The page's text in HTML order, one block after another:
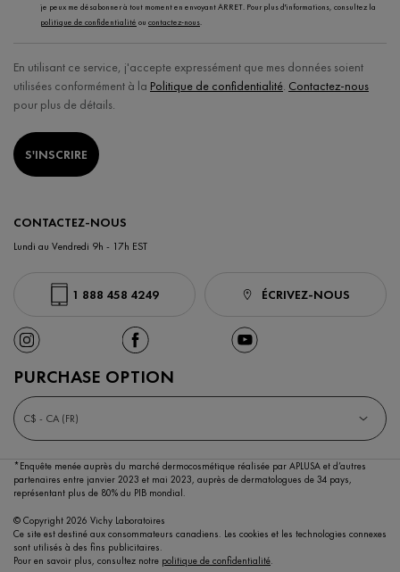
je peux me désabonner à tout moment en envoyant ARRET. Pour plus d'informations, consultez la
politique de confidentialité ou contactez-nous.
En utilisant ce service, j'accepte expressément que mes données soient
utilisées conformément à la Politique de confidentialité. Contactez-nous
pour plus de détails.
S'INSCRIRE
CONTACTEZ-NOUS
Lundi au Vendredi 9h - 17h EST
1 888 458 4249 ÉCRIVEZ-NOUS
PURCHASE OPTION
C$ - CA (FR)
*Enquête menée auprès du marché dermocosmétique réalisée par APLUSA et d’autres
partenaires entre janvier 2023 et mai 2023, auprès de dermatologues de 34 pays,
représentant plus de 80% du PIB mondial.
© Copyright 2026 Vichy Laboratoires
Ce site est destiné aux consommateurs canadiens. Les cookies et les technologies connexes
sont utilisés à des fins publicitaires.
Pour en savoir plus, consultez notre politique de confidentialité.